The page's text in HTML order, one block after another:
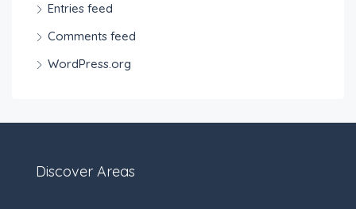
Entries feed
Comments feed
WordPress.org
Discover Areas